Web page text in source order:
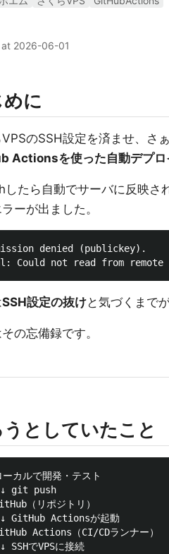
at 2026-06-01
に
のSSH設定を済ませ、さ
Actionsを使った自動デプロ
したら自動でサーバに反映さ
ーが出ました。
denied (publickey).
SSH設定の抜けと気づくまで
の忘備録です。
としていたこと
カルで開発・テスト
git push
（リポジトリ）
GitHub Actionsが起動
Actions（CI/CDランナー）
SSHでVPSに接続